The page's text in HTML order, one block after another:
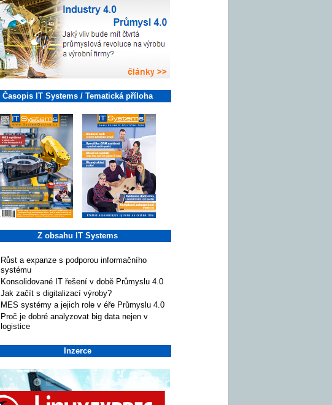
Časopis IT Systems / Tematická příloha
Z obsahu IT Systems
Růst a expanze s podporou informačního
systému
Konsolidované IT řešení v době Průmyslu 4.0
Jak začít s digitalizací výroby?
MES systémy a jejich role v éře Průmyslu 4.0
Proč je dobré analyzovat big data nejen v
logistice
Inzerce